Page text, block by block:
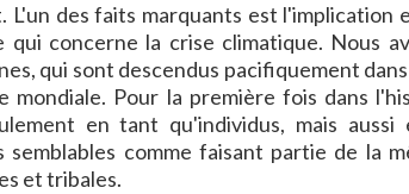
L'un des faits marquants est
concerne la crise climatique. Nous
qui sont descendus pacifiquement
mondiale. Pour la première fois dans
en tant qu'individus, mais
semblables comme faisant partie de la
et tribales.